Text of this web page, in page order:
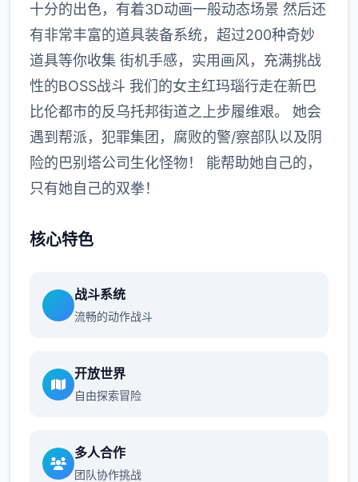
十分的出色，有着3D动画一般动态场景 然后还
有非常丰富的道具装备系统，超过200种奇妙
道具等你收集 街机手感，实用画风，充满挑战
性的BOSS战斗 我们的女主红玛瑙行走在新巴
比伦都市的反乌托邦街道之上步履维艰。 她会
遇到帮派，犯罪集团，腐败的警/察部队以及阴
险的巴别塔公司生化怪物！ 能帮助她自己的，
只有她自己的双拳！
核心特色
战斗系统
流畅的动作战斗
开放世界
自由探索冒险
多人合作
团队协作挑战